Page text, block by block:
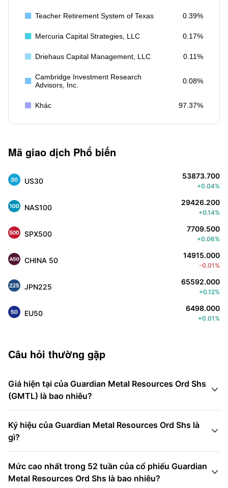
Teacher Retirement System of Texas 0.39%
Mercuria Capital Strategies, LLC 0.17%
Driehaus Capital Management, LLC 0.11%
Cambridge Investment Research
Advisors, Inc.
0.08%
Khác 97.37%
Mã giao dịch Phổ biến
US30
53873.700
+0.04%
NAS100
29426.200
+0.14%
SPX500
7709.500
+0.06%
CHINA 50
14915.000
-0.01%
JPN225
65592.000
+0.12%
EU50
6498.000
+0.01%
Câu hỏi thường gặp
Giá hiện tại của Guardian Metal Resources Ord Shs
(GMTL) là bao nhiêu?

Ký hiệu của Guardian Metal Resources Ord Shs là
gì?

Mức cao nhất trong 52 tuần của cổ phiếu Guardian
Metal Resources Ord Shs là bao nhiêu?
